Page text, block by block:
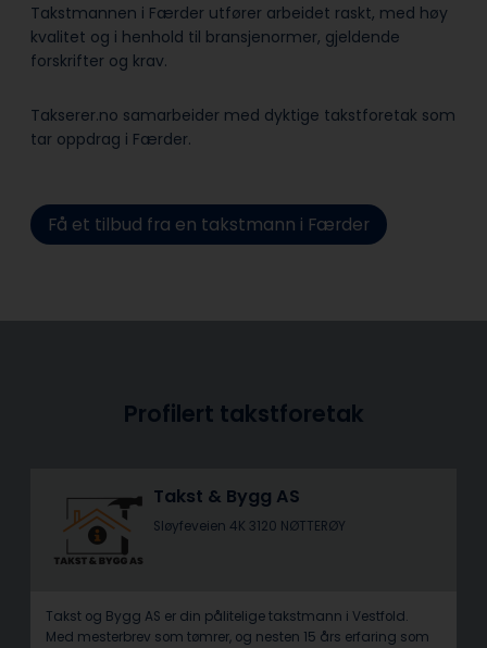
Takstmannen i Færder utfører arbeidet raskt, med høy
kvalitet og i henhold til bransje­normer, gjeldende
forskrifter og krav.
Takserer.no samarbeider med dyktige takstforetak som
tar oppdrag i Færder.
Få et tilbud fra en takstmann i Færder
Profilert takstforetak
Takst & Bygg AS
Sløyfeveien 4K 3120 NØTTERØY
Takst og Bygg AS er din pålitelige takstmann i Vestfold.
Med mesterbrev som tømrer, og nesten 15 års erfaring som